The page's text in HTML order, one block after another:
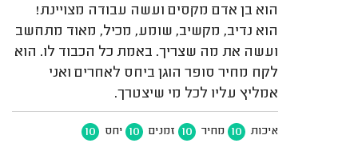
הוא בן אדם מקסים ועשה עבודה מצויינת!
הוא נדיב, מקשיב, שומע, מכיל, מאוד מתחשב
ועשה את מה שצריך. באמת כל הכבוד לו. הוא
לקח מחיר סופר הוגן ביחס לאחרים ואני
אמליץ עליו לכל מי שיצטרך.
איכות 10 מחיר 10 זמנים 10 יחס 10